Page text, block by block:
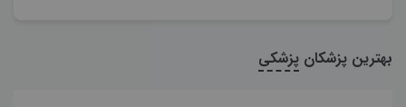
بهترین پزشکان پزشکی